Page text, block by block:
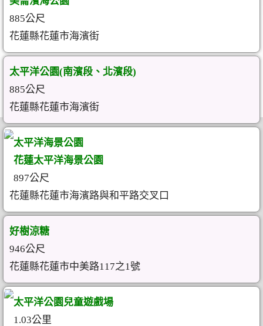
885公尺
花蓮縣花蓮市海濱街
太平洋公園(南濱段、北濱段)
885公尺
花蓮縣花蓮市海濱街
太平洋海景公園
花蓮太平洋海景公園
897公尺
花蓮縣花蓮市海濱路與和平路交叉口
好樹涼糖
946公尺
花蓮縣花蓮市中美路117之1號
太平洋公園兒童遊戲場
1.03公里